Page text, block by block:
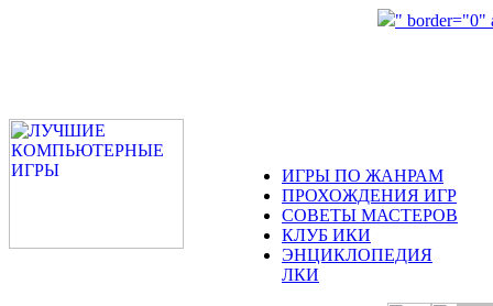
" border="0"
ИГРЫ ПО ЖАНРАМ
ПРОХОЖДЕНИЯ ИГР
СОВЕТЫ МАСТЕРОВ
КЛУБ ИКИ
ЭНЦИКЛОПЕДИЯ
ЛКИ